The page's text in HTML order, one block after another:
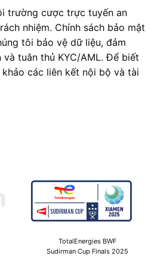
trường cược trực tuyến an
nhiệm. Chính sách bảo mật
tôi bảo vệ dữ liệu, đảm
tuân thủ KYC/AML. Để biết
các liên kết nội bộ và tài
TotalEnergies BWF
Sudirman Cup Finals 2025